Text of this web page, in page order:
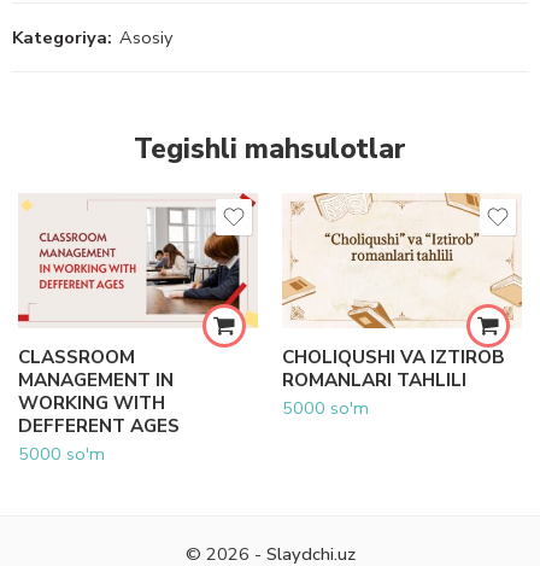
Kategoriya: Asosiy
Tegishli mahsulotlar
CLASSROOM
MANAGEMENT IN
WORKING WITH
DEFFERENT AGES
5000 so'm
CHOLIQUSHI VA IZTIROB
ROMANLARI TAHLILI
5000 so'm
© 2026 - Slaydchi.uz